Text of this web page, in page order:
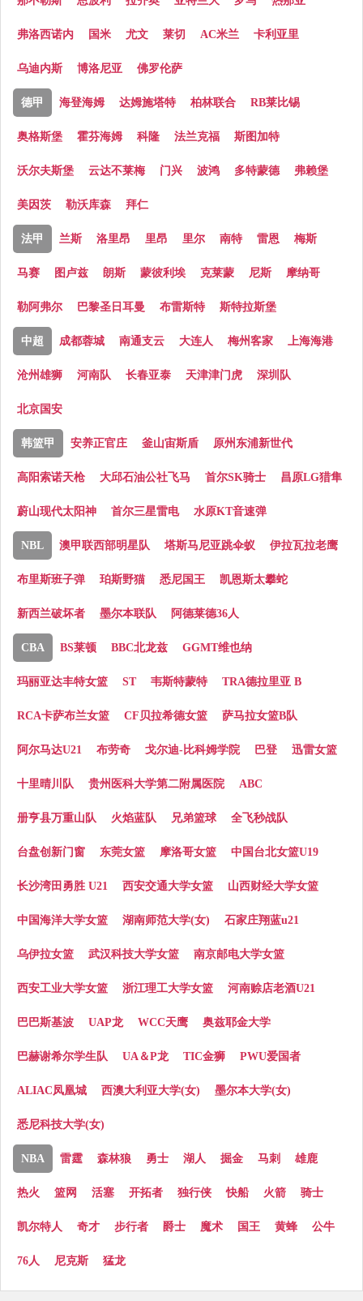
弗洛西诺内 国米 尤文 莱切 AC米兰 卡利亚里
乌迪内斯 博洛尼亚 佛罗伦萨
德甲 海登海姆 达姆施塔特 柏林联合 RB莱比锡
奥格斯堡 霍芬海姆 科隆 法兰克福 斯图加特
沃尔夫斯堡 云达不莱梅 门兴 波鸿 多特蒙德 弗赖堡
美因茨 勒沃库森 拜仁
法甲 兰斯 洛里昂 里昂 里尔 南特 雷恩 梅斯
马赛 图卢兹 朗斯 蒙彼利埃 克莱蒙 尼斯 摩纳哥
勒阿弗尔 巴黎圣日耳曼 布雷斯特 斯特拉斯堡
中超 成都蓉城 南通支云 大连人 梅州客家 上海海港
沧州雄狮 河南队 长春亚泰 天津津门虎 深圳队
北京国安
韩篮甲 安养正官庄 釜山宙斯盾 原州东浦新世代
高阳索诺天枪 大邱石油公社飞马 首尔SK骑士 昌原LG猎隼
蔚山现代太阳神 首尔三星雷电 水原KT音速弹
NBL 澳甲联西部明星队 塔斯马尼亚跳伞蚁 伊拉瓦拉老鹰
布里斯班子弹 珀斯野猫 悉尼国王 凯恩斯太攀蛇
新西兰破坏者 墨尔本联队 阿德莱德36人
CBA BS莱顿 BBC北龙兹 GGMT维也纳
玛丽亚达丰特女篮 ST 韦斯特蒙特 TRA德拉里亚 B
RCA卡萨布兰女篮 CF贝拉希德女篮 萨马拉女篮B队
阿尔马达U21 布劳奇 戈尔迪-比科姆学院 巴登 迅雷女篮
十里晴川队 贵州医科大学第二附属医院 ABC
册亨县万重山队 火焰蓝队 兄弟篮球 全飞秒战队
台盘创新门窗 东莞女篮 摩洛哥女篮 中国台北女篮U19
长沙湾田勇胜 U21 西安交通大学女篮 山西财经大学女篮
中国海洋大学女篮 湖南师范大学(女) 石家庄翔蓝u21
乌伊拉女篮 武汉科技大学女篮 南京邮电大学女篮
西安工业大学女篮 浙江理工大学女篮 河南赊店老酒U21
巴巴斯基波 UAP龙 WCC天鹰 奥兹耶金大学
巴赫谢希尔学生队 UA＆P龙 TIC金狮 PWU爱国者
ALIAC凤凰城 西澳大利亚大学(女) 墨尔本大学(女)
悉尼科技大学(女)
NBA 雷霆 森林狼 勇士 湖人 掘金 马刺 雄鹿
热火 篮网 活塞 开拓者 独行侠 快船 火箭 骑士
凯尔特人 奇才 步行者 爵士 魔术 国王 黄蜂 公牛
76人 尼克斯 猛龙